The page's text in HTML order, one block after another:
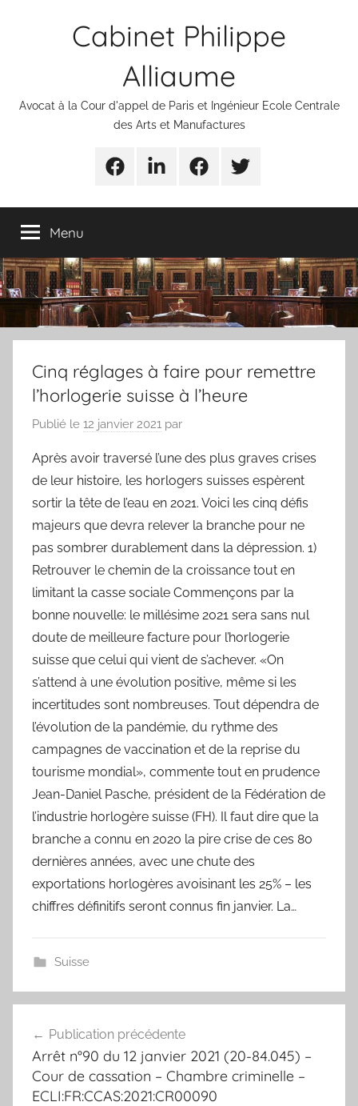
Cabinet Philippe
Alliaume
Avocat à la Cour d'appel de Paris et Ingénieur Ecole Centrale
des Arts et Manufactures
UrgencesLinkedinFacebookTwitter
Menu
Cinq réglages à faire pour remettre
l’horlogerie suisse à l’heure
Publié le 12 janvier 2021 par
Après avoir traversé l’une des plus graves crises
de leur histoire, les horlogers suisses espèrent
sortir la tête de l’eau en 2021. Voici les cinq défis
majeurs que devra relever la branche pour ne
pas sombrer durablement dans la dépression. 1)
Retrouver le chemin de la croissance tout en
limitant la casse sociale Commençons par la
bonne nouvelle: le millésime 2021 sera sans nul
doute de meilleure facture pour l’horlogerie
suisse que celui qui vient de s’achever. «On
s’attend à une évolution positive, même si les
incertitudes sont nombreuses. Tout dépendra de
l’évolution de la pandémie, du rythme des
campagnes de vaccination et de la reprise du
tourisme mondial», commente tout en prudence
Jean-Daniel Pasche, président de la Fédération de
l’industrie horlogère suisse (FH). Il faut dire que la
branche a connu en 2020 la pire crise de ces 80
dernières années, avec une chute des
exportations horlogères avoisinant les 25% – les
chiffres définitifs seront connus fin janvier. La…
Suisse
de
l’article
Publication précédente
Arrêt n°90 du 12 janvier 2021 (20-84.045) –
Cour de cassation – Chambre criminelle –
ECLI:FR:CCAS:2021:CR00090